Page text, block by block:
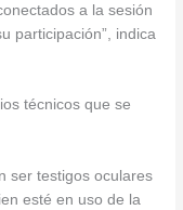
a la sesión
participación”, indica
técnicos que se
ser testigos oculares
esté en uso de la